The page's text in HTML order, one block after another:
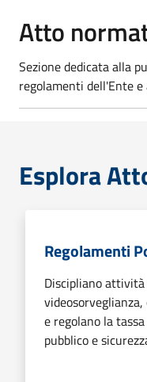
Atto
Sezione dedicata alla
regolamenti dell'Ente
Esplora
Regolamenti
Discipliano
e regolano la
pubblico e